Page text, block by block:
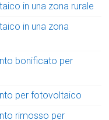
in una zona rurale
in una zona
bonificato per
per fotovoltaico
rimosso per